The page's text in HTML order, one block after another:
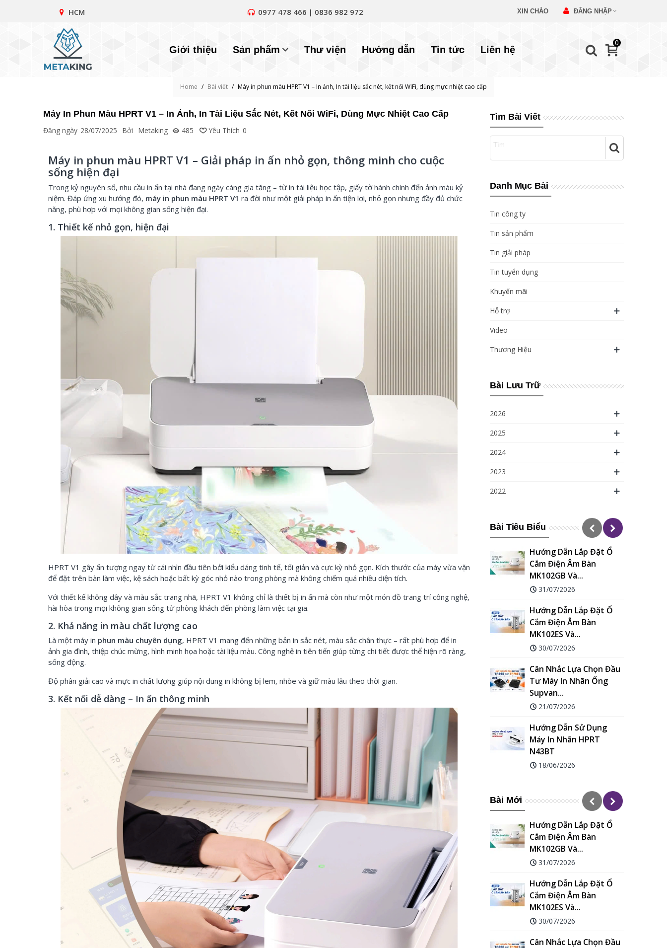
HCM 0977 478 466 | 0836 982 972 XIN CHÀO ĐĂNG NHẬP
Giới thiệu Sản phẩm Thư viện Hướng dẫn Tin tức Liên hệ
0
Home / Bài viết / Máy in phun màu HPRT V1 – In ảnh, In tài liệu sắc nét, kết nối WiFi, dùng mực nhiệt cao cấp
Tìm Bài Viết
Danh Mục Bài
Tin công ty
Tin sản phẩm
Tin giải pháp
Tin tuyển dụng
Khuyến mãi
Hỗ trợ
Video
Thương Hiệu
Bài Lưu Trữ
2026
2025
2024
2023
2022
Bài Tiêu Biểu
Hướng Dẫn Lắp Đặt Ổ
Cắm Điện Âm Bàn
MK102GB Và...
31/07/2026
Hướng Dẫn Lắp Đặt Ổ
Cắm Điện Âm Bàn
MK102ES Và...
30/07/2026
Cân Nhắc Lựa Chọn Đầu
Tư Máy In Nhãn Ống
Supvan...
21/07/2026
Hướng Dẫn Sử Dụng
Máy In Nhãn HPRT
N43BT
18/06/2026
Bài Mới
Hướng Dẫn Lắp Đặt Ổ
Cắm Điện Âm Bàn
MK102GB Và...
31/07/2026
Hướng Dẫn Lắp Đặt Ổ
Cắm Điện Âm Bàn
MK102ES Và...
30/07/2026
Cân Nhắc Lựa Chọn Đầu
Máy In Phun Màu HPRT V1 – In Ảnh, In Tài Liệu Sắc Nét, Kết Nối WiFi, Dùng Mực Nhiệt Cao Cấp
Đăng ngày 28/07/2025 Bởi Metaking 485 Yêu Thích 0
Máy in phun màu HPRT V1 – Giải pháp in ấn nhỏ gọn, thông minh cho cuộc
sống hiện đại
Trong kỷ nguyên số, nhu cầu in ấn tại nhà đang ngày càng gia tăng – từ in tài liệu học tập, giấy tờ hành chính đến ảnh màu kỷ
niệm. Đáp ứng xu hướng đó, máy in phun màu HPRT V1 ra đời như một giải pháp in ấn tiện lợi, nhỏ gọn nhưng đầy đủ chức
năng, phù hợp với mọi không gian sống hiện đại.
1. Thiết kế nhỏ gọn, hiện đại
HPRT V1 gây ấn tượng ngay từ cái nhìn đầu tiên bởi kiểu dáng tinh tế, tối giản và cực kỳ nhỏ gọn. Kích thước của máy vừa vặn
để đặt trên bàn làm việc, kệ sách hoặc bất kỳ góc nhỏ nào trong phòng mà không chiếm quá nhiều diện tích.
Với thiết kế không dây và màu sắc trang nhã, HPRT V1 không chỉ là thiết bị in ấn mà còn như một món đồ trang trí công nghệ,
hài hòa trong mọi không gian sống từ phòng khách đến phòng làm việc tại gia.
2. Khả năng in màu chất lượng cao
Là một máy in phun màu chuyên dụng, HPRT V1 mang đến những bản in sắc nét, màu sắc chân thực – rất phù hợp để in
ảnh gia đình, thiệp chúc mừng, hình minh họa hoặc tài liệu màu. Công nghệ in tiên tiến giúp từng chi tiết được thể hiện rõ ràng,
sống động.
Độ phân giải cao và mực in chất lượng giúp nội dung in không bị lem, nhòe và giữ màu lâu theo thời gian.
3. Kết nối dễ dàng – In ấn thông minh